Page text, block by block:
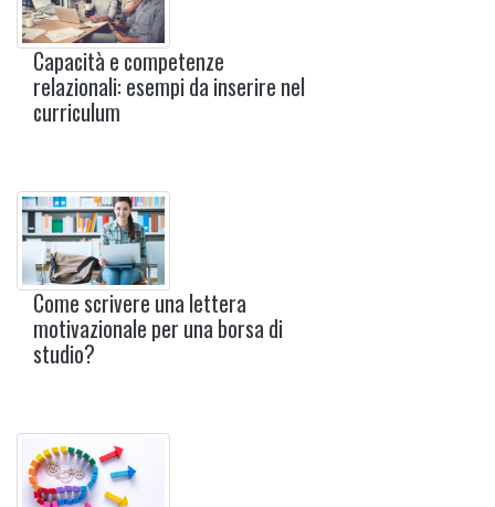
Capacità e competenze
relazionali: esempi da inserire nel
curriculum
Come scrivere una lettera
motivazionale per una borsa di
studio?